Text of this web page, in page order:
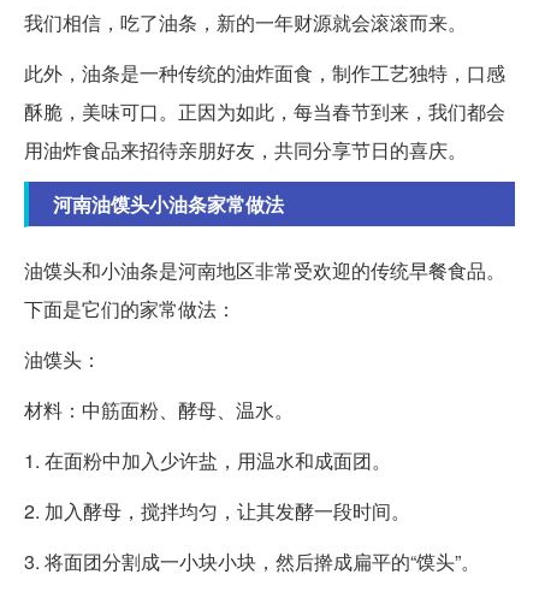
我们相信，吃了油条，新的一年财源就会滚滚而来。
此外，油条是一种传统的油炸面食，制作工艺独特，口感
酥脆，美味可口。正因为如此，每当春节到来，我们都会
用油炸食品来招待亲朋好友，共同分享节日的喜庆。
河南油馍头小油条家常做法
油馍头和小油条是河南地区非常受欢迎的传统早餐食品。
下面是它们的家常做法：
油馍头：
材料：中筋面粉、酵母、温水。
1. 在面粉中加入少许盐，用温水和成面团。
2. 加入酵母，搅拌均匀，让其发酵一段时间。
3. 将面团分割成一小块小块，然后擀成扁平的“馍头”。